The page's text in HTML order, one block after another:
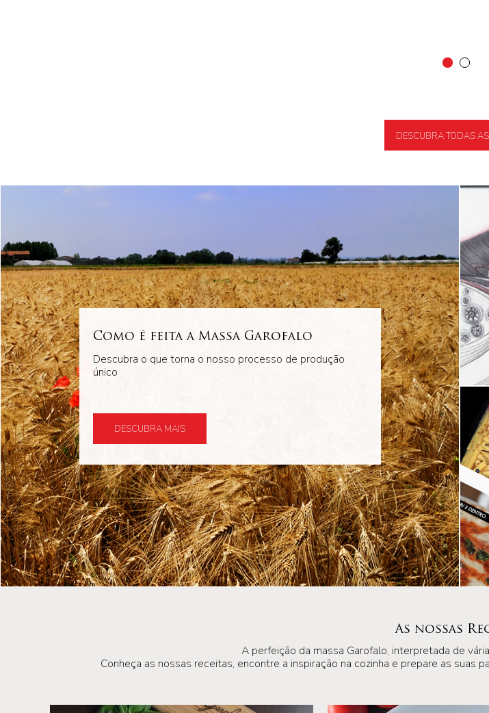
DESCUBRA TODAS
Como é feita a Massa Garofalo
Descubra o que torna o nosso processo de produção
único
DESCUBRA MAIS
As nossas
A perfeição da massa Garofalo, interpretada de
Conheça as nossas receitas, encontre a inspiração na cozinha e prepare as suas